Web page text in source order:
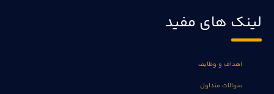
لینک های مفید
اهداف و وظایف
سوالات متداول